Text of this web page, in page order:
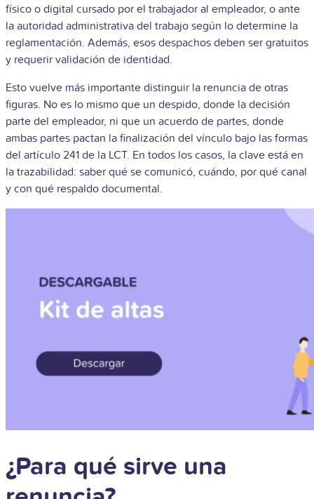
físico o digital cursado por el trabajador al empleador, o ante
la autoridad administrativa del trabajo según lo determine la
reglamentación. Además, esos despachos deben ser gratuitos
y requerir validación de identidad.
Esto vuelve más importante distinguir la renuncia de otras
figuras. No es lo mismo que un despido, donde la decisión
parte del empleador, ni que un acuerdo de partes, donde
ambas partes pactan la finalización del vínculo bajo las formas
del artículo 241 de la LCT. En todos los casos, la clave está en
la trazabilidad: saber qué se comunicó, cuándo, por qué canal
y con qué respaldo documental.
¿Para qué sirve una